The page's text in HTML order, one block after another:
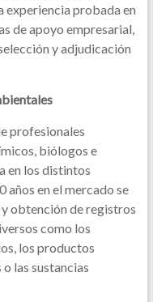
experiencia probada en
de apoyo empresarial,
y adjudicación
profesionales
biólogos e
en los distintos
años en el mercado se
obtención de registros
como los
los productos
las sustancias